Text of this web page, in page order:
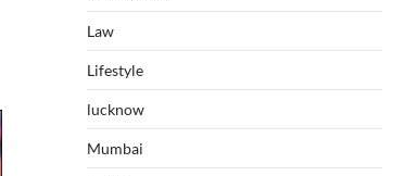
Law
Lifestyle
lucknow
Mumbai